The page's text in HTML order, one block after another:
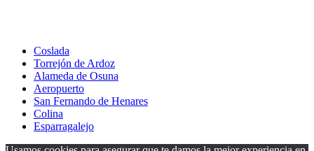
Coslada
Torrejón de Ardoz
Alameda de Osuna
Aeropuerto
San Fernando de Henares
Colina
Esparragalejo